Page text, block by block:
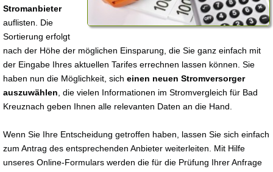
Stromanbieter
auflisten. Die
Sortierung erfolgt
nach der Höhe der möglichen Einsparung, die Sie ganz einfach mit
der Eingabe Ihres aktuellen Tarifes errechnen lassen können. Sie
haben nun die Möglichkeit, sich einen neuen Stromversorger
auszuwählen , die vielen Informationen im Stromvergleich für Bad
Kreuznach geben Ihnen alle relevanten Daten an die Hand.
Wenn Sie Ihre Entscheidung getroffen haben, lassen Sie sich einfach
zum Antrag des entsprechenden Anbieter weiterleiten. Mit Hilfe
unseres Online-Formulars werden die für die Prüfung Ihrer Anfrage